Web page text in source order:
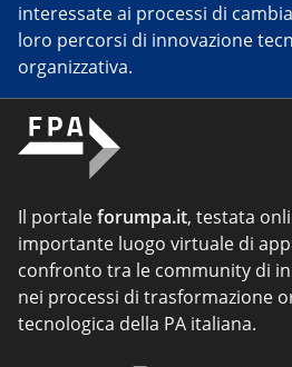
interessate ai processi di
loro percorsi di innovazione
organizzativa.
Il portaleforumpa.it, testata
importante luogo virtuale di
confronto tra le community di
nei processi di trasformazione
tecnologica della PA italiana.